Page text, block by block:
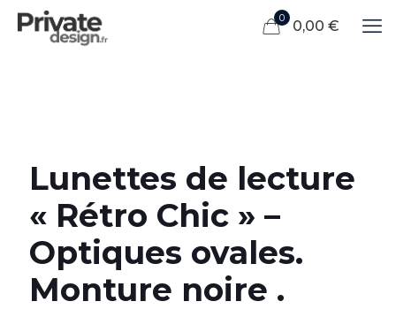
0 0,00 €
Lunettes de lecture
« Rétro Chic » –
Optiques ovales.
Monture noire .